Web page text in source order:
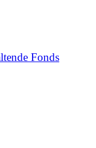
Fonds